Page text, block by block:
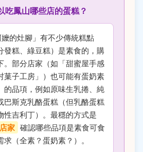
吃鳳山哪些店的蛋糕？
的灶腳」有不少傳統糕點
發糕、綠豆糕）是素食的，購
。部分店家（如「甜蜜屋手感
菓子工房」）也可能有蛋奶素
的品項，例如原味生乳捲、純
巴斯克乳酪蛋糕（但乳酪蛋糕
性吉利丁）。最穩的方式是
家 確認哪些品項是素食可食
（全素？蛋奶素？）。